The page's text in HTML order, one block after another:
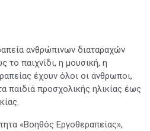
ανθρώπινων διαταραχών
παιχνίδι, η μουσική, η
έχουν όλοι οι άνθρωποι,
παιδιά προσχολικής ηλικίας έως
«Βοηθός Εργοθεραπείας»,